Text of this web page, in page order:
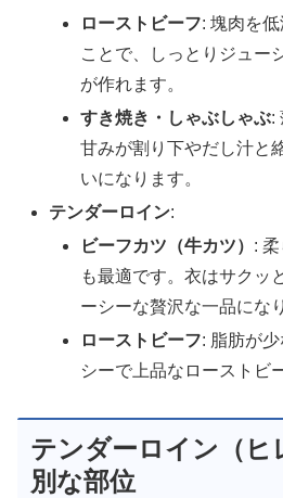
ローストビーフ: 塊肉を
ことで、しっとりジュー
が作れます。
すき焼き・しゃぶしゃぶ:
甘みが割り下やだし汁と
いになります。
テンダーロイン:
ビーフカツ（牛カツ） :
も最適です。衣はサクッ
ーシーな贅沢な一品にな
ローストビーフ: 脂肪が
シーで上品なローストビ
テンダーロイン（ヒ
別な部位